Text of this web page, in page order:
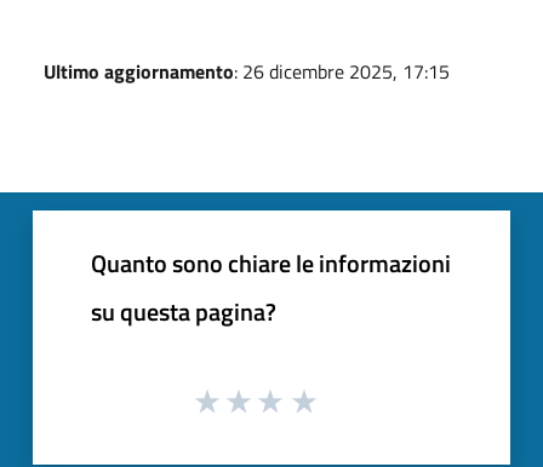
Ultimo aggiornamento: 26 dicembre 2025, 17:15
Quanto sono chiare le informazioni
su questa pagina?